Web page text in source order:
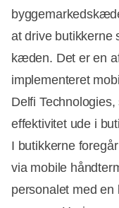
at drive butikkerne
kæden. Det er en
implementeret
Delfi
effektivitet ude i
I butikkerne
via mobile
personalet med en